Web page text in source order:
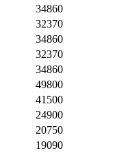
34860
32370
34860
32370
34860
49800
41500
24900
20750
19090